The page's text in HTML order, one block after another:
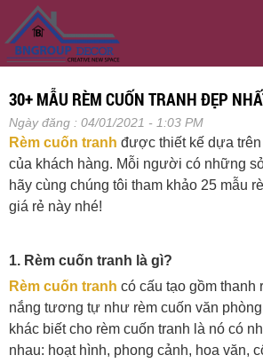
30+ MẪU RÈM CUỐN TRANH ĐẸP
Ngày đăng : 04/01/2021 - 1:03 PM
Rèm cuốn tranh được thiết kế dựa
của khách hàng. Mỗi người có những
hãy cùng chúng tôi tham khảo 25 mẫu
giá rẻ này nhé!
1. Rèm cuốn tranh là gì?
Rèm cuốn tranh có cấu tạo gồm thanh
nắng tương tự như rèm cuốn văn
khác biết cho rèm cuốn tranh là nó có
nhau: hoạt hình, phong cảnh, hoa văn,